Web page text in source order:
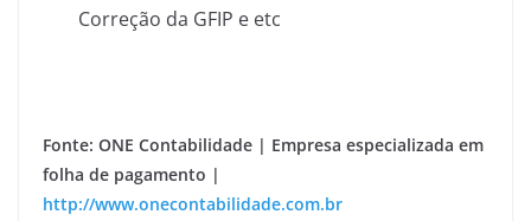
Correção da GFIP e etc
Fonte: ONE Contabilidade | Empresa especializada em
folha de pagamento |
http://www.onecontabilidade.com.br